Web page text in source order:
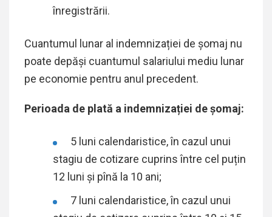
înregistrării.
Cuantumul lunar al indemnizației de șomaj nu
poate depăși cuantumul salariului mediu lunar
pe economie pentru anul precedent.
Perioada de plată a indemnizației de şomaj:
5 luni calendaristice, în cazul unui
stagiu de cotizare cuprins între cel puțin
12 luni și pînă la 10 ani;
7 luni calendaristice, în cazul unui